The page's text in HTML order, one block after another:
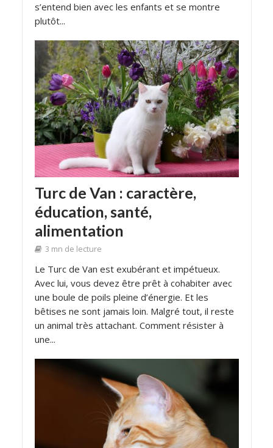
s’entend bien avec les enfants et se montre
plutôt...
Turc de Van : caractère,
éducation, santé,
alimentation
3 mn de lecture
Le Turc de Van est exubérant et impétueux.
Avec lui, vous devez être prêt à cohabiter avec
une boule de poils pleine d’énergie. Et les
bêtises ne sont jamais loin. Malgré tout, il reste
un animal très attachant. Comment résister à
une...